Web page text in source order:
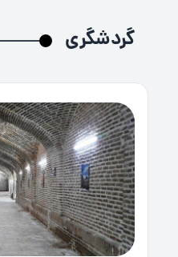
سناتورى، بازیگرى
عجیب آنکه در مجلس
دولت بود. در آنجا
نصیب او شد. مجموعاً
مجلس شوراى ملى و
است. در امور حقوقى و
مطلع بود و در توسعه
اموال و بهره گیرى از
خراسان و گرفتن سهام
جوانى با دختر آیت اللَّه
و همین ازدواج در
گردشگری